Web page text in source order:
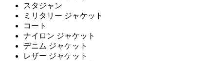
スタジャン
ミリタリー ジャケット
コート
ナイロン ジャケット
デニム ジャケット
レザー ジャケット